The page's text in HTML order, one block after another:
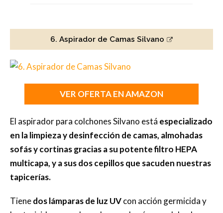
6. Aspirador de Camas Silvano
VER OFERTA EN AMAZON
El aspirador para colchones Silvano está especializado
en la limpieza y desinfección de camas, almohadas
sofás y cortinas gracias a su potente filtro HEPA
multicapa, y a sus dos cepillos que sacuden nuestras
tapicerías.
Tienedos lámparas de luz UVcon acción germicida y